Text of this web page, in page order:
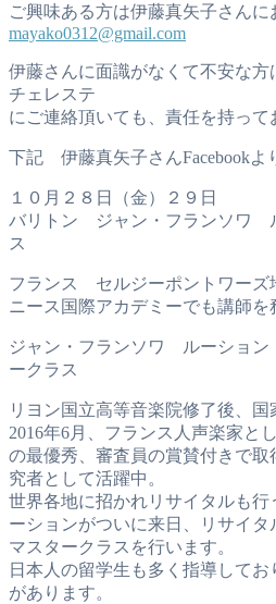
ご興味ある方は伊藤真矢子さんに
mayako0312@gmail.com
伊藤さんに面識がなくて不安な方
チェレステ
にご連絡頂いても、責任を持って
下記 伊藤真矢子さんFacebookよ
１０月２８日（金）２９日
バリトン ジャン・フランソワ
ス
フランス セルジーポントワーズ
ニース国際アカデミーでも講師を
ジャン・フランソワ ルーション
ークラス
リヨン国立高等音楽院修了後、
2016年6月、フランス人声楽家と
の最優秀、審査員の賞賛付きで
究者として活躍中。
世界各地に招かれリサイタルも
ーションがついに来日、リサイタ
マスタークラスを行います。
日本人の留学生も多く指導して
があります。